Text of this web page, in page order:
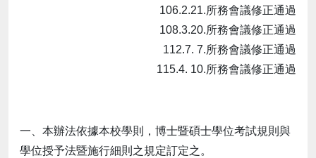
106.2.21.所務會議修正通過
108.3.20.所務會議修正通過
112.7. 7.所務會議修正通過
115.4. 10.所務會議修正通過
一、本辦法依據本校學則，博士暨碩士學位考試規則與
學位授予法暨施行細則之規定訂定之。